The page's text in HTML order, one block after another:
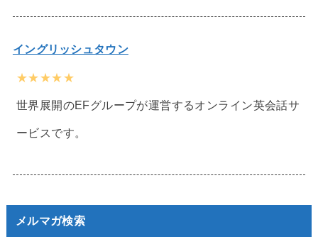
イングリッシュタウン
★★★★★
世界展開のEFグループが運営するオンライン英会話サ
ービスです。
メルマガ検索